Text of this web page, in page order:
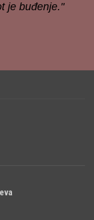
je buđenje."